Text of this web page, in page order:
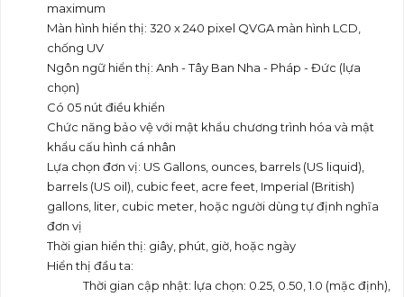
maximum
Màn hình hiển thị: 320 x 240 pixel QVGA màn hình LCD,
chống UV
Ngôn ngữ hiển thị: Anh - Tây Ban Nha - Pháp - Đức (lựa
chọn)
Có 05 nút điều khiển
Chức năng bảo vệ với mật khẩu chương trình hóa và mật
khẩu cấu hình cá nhân
Lựa chọn đơn vị: US Gallons, ounces, barrels (US liquid),
barrels (US oil), cubic feet, acre feet, Imperial (British)
gallons, liter, cubic meter, hoặc người dùng tự định nghĩa
đơn vị
Thời gian hiển thị: giây, phút, giờ, hoặc ngày
Hiển thị đầu ta:
Thời gian cập nhật: lựa chọn: 0.25, 0.50, 1.0 (mặc định),